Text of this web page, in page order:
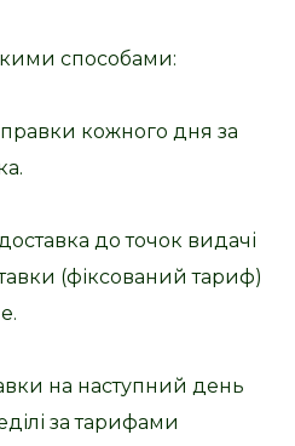
способами:
кожного дня за
до точок видачі
(фіксований тариф)
на наступний день
за тарифами